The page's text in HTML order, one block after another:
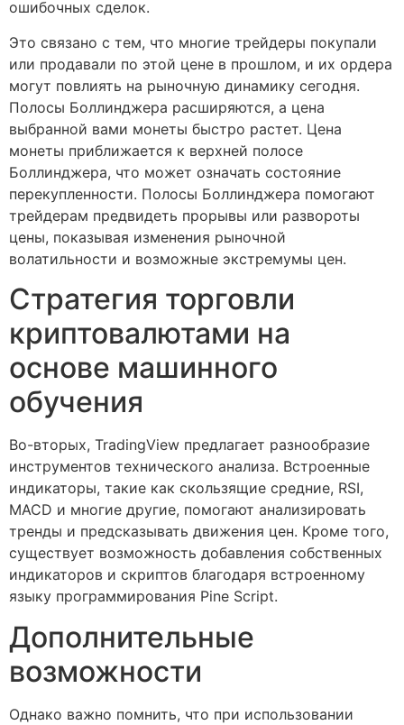
ошибочных сделок.
Это связано с тем, что многие трейдеры покупали
или продавали по этой цене в прошлом, и их ордера
могут повлиять на рыночную динамику сегодня.
Полосы Боллинджера расширяются, а цена
выбранной вами монеты быстро растет. Цена
монеты приближается к верхней полосе
Боллинджера, что может означать состояние
перекупленности. Полосы Боллинджера помогают
трейдерам предвидеть прорывы или развороты
цены, показывая изменения рыночной
волатильности и возможные экстремумы цен.
Стратегия торговли
криптовалютами на
основе машинного
обучения
Во-вторых, TradingView предлагает разнообразие
инструментов технического анализа. Встроенные
индикаторы, такие как скользящие средние, RSI,
MACD и многие другие, помогают анализировать
тренды и предсказывать движения цен. Кроме того,
существует возможность добавления собственных
индикаторов и скриптов благодаря встроенному
языку программирования Pine Script.
Дополнительные
возможности
Однако важно помнить, что при использовании